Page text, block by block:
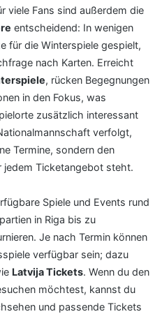
viele Fans sind außerdem die
entscheidend: In wenigen
für die Winterspiele gespielt,
nach Karten. Erreicht
, rücken Begegnungen
in den Fokus, was
zusätzlich interessant
verfolgt,
Termine, sondern den
jedem Ticketangebot steht.
Spiele und Events rund
in Riga bis zu
Je nach Termin können
verfügbar sein; dazu
Latvija Tickets. Wenn du den
möchtest, kannst du
und passende Tickets